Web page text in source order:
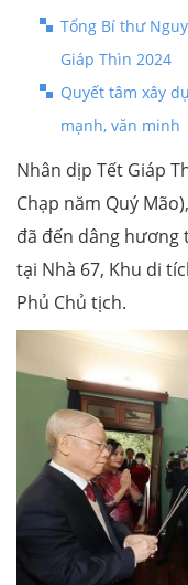
Tổng Bí thư
Giáp Thìn 2024
Quyết tâm xây
mạnh, văn minh
Nhân dịp Tết Giáp
Chạp năm Quý
đã đến dâng hương
tại Nhà 67, Khu di
Phủ Chủ tịch.